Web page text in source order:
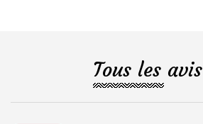
Tous les avis